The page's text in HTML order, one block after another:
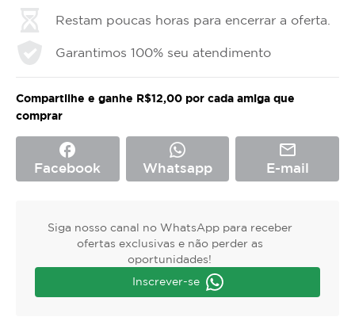
Restam poucas horas para encerrar a oferta.
Garantimos 100% seu atendimento
Compartilhe e ganhe R$12,00 por cada amiga que
comprar
facebook
Facebook Whatsapp
mail_outline
E-mail
Siga nosso canal no WhatsApp para receber
ofertas exclusivas e não perder as
oportunidades!
Inscrever-se